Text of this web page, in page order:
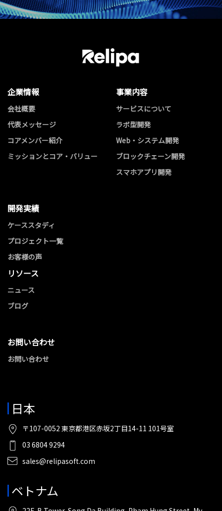
企業情報
会社概要
代表メッセージ
コアメンバー紹介
ミッションとコア・バリュー
事業内容
サービスについて
ラボ型開発
Web・システム開発
ブロックチェーン開発
スマホアプリ開発
開発実績
ケーススタディ
プロジェクト一覧
お客様の声
リソース
ニュース
ブログ
お問い合わせ
お問い合わせ
日本
〒107-0052 東京都港区赤坂2丁目14-11 101号室
03 6804 9294
sales@relipasoft.com
ベトナム